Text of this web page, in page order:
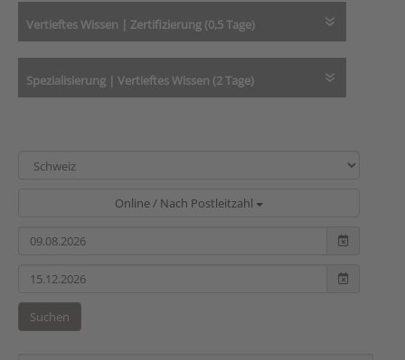
Vertieftes Wissen | Zertifizierung (0,5 Tage)
Spezialisierung | Vertieftes Wissen (2 Tage)
Online / Nach Postleitzahl
Suchen